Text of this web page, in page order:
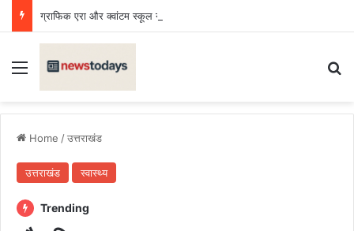
Menu
Home /उत्तराखंड
उत्तराखंड स्वास्थ्य
Trending